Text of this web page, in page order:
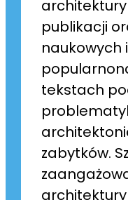
publikacji
naukowych i
tekstach
zabytków.